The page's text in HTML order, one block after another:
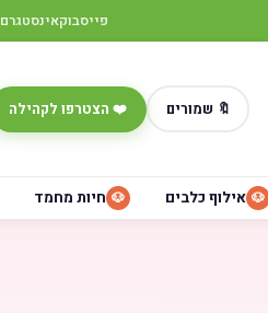
פייסבוקאינסטגרם
🔖 שמורים ❤️ הצטרפו לקהילה
🐶 אילוף כלבים 🐶 חיות מחמד